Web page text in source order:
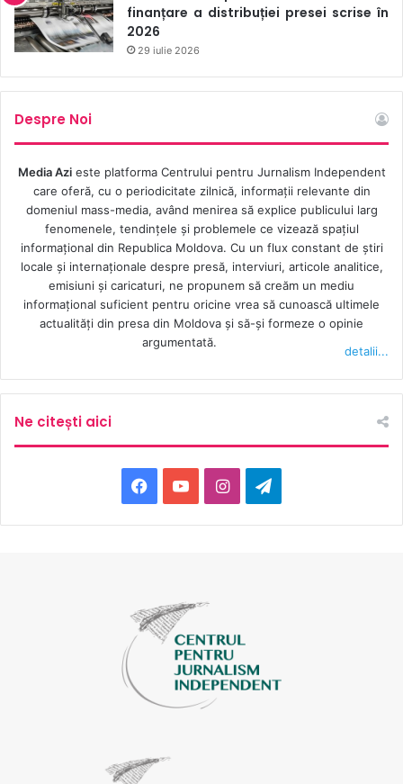
finanțare a distribuției presei scrise în
2026
29 iulie 2026
Despre Noi
Media Azieste platforma Centrului pentru Jurnalism Independent
care oferă, cu o periodicitate zilnică, informații relevante din
domeniul mass-media, având menirea să explice publicului larg
fenomenele, tendințele și problemele ce vizează spațiul
informațional din Republica Moldova. Cu un flux constant de ştiri
locale şi internaţionale despre presă, interviuri, articole analitice,
emisiuni și caricaturi, ne propunem să creăm un mediu
informaţional suficient pentru oricine vrea să cunoască ultimele
actualităţi din presa din Moldova şi să-şi formeze o opinie
argumentată.
detalii...
Ne citești aici
Facebook
YouTubeInstagramTelegram